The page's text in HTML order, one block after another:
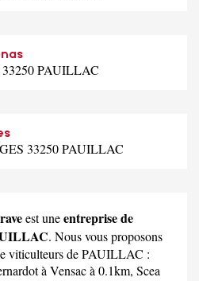
PAUILLAC
33250 PAUILLAC
est uneentreprise de
. Nous vous proposons
viticulteurs de PAUILLAC :
à Vensac à 0.1km, Scea